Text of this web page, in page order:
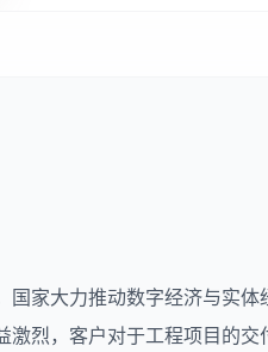
家大力推动数字经济与实
烈，客户对于工程项目的